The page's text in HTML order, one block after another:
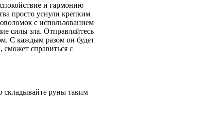
и гармонию
просто уснули крепким
с использованием
силы зла. Отправляйтесь
С каждым разом он будет
справиться с
складывайте руны таким